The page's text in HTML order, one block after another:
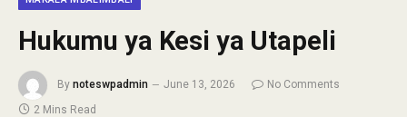
Hukumu ya Kesi ya Utapeli
By noteswpadmin June 13, 2026
No Comments
2 Mins Read